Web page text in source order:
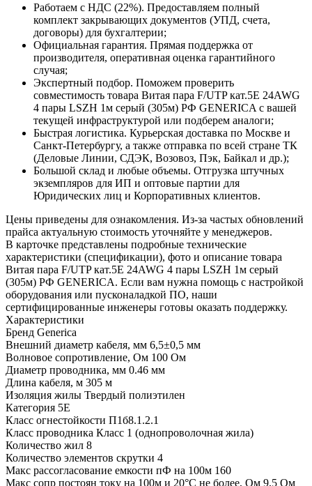
Работаем с НДС (22%). Предоставляем полный
комплект закрывающих документов (УПД, счета,
договоры) для бухгалтерии;
Официальная гарантия. Прямая поддержка от
производителя, оперативная оценка гарантийного
случая;
Экспертный подбор. Поможем проверить
совместимость товара Витая пара F/UTP кат.5E 24AWG
4 пары LSZH 1м серый (305м) РФ GENERICA с вашей
текущей инфраструктурой или подберем аналоги;
Быстрая логистика. Курьерская доставка по Москве и
Санкт-Петербургу, а также отправка по всей стране ТК
(Деловые Линии, СДЭК, Возовоз, Пэк, Байкал и др.);
Большой склад и любые объемы. Отгрузка штучных
экземпляров для ИП и оптовые партии для
Юридических лиц и Корпоративных клиентов.
Цены приведены для ознакомления. Из‑за частых обновлений
прайса актуальную стоимость уточняйте у менеджеров.
В карточке представлены подробные технические
характеристики (спецификации), фото и описание товара
Витая пара F/UTP кат.5E 24AWG 4 пары LSZH 1м серый
(305м) РФ GENERICA. Если вам нужна помощь с настройкой
оборудования или пусконаладкой ПО, наши
сертифицированные инженеры готовы оказать поддержку.
Характеристики
Бренд Generica
Внешний диаметр кабеля, мм 6,5±0,5 мм
Волновое сопротивление, Ом 100 Ом
Диаметр проводника, мм 0.46 мм
Длина кабеля, м 305 м
Изоляция жилы Твердый полиэтилен
Категория 5E
Класс огнестойкости П1б8.1.2.1
Класс проводника Класс 1 (однопроволочная жила)
Количество жил 8
Количество элементов скрутки 4
Макс рассогласование емкости пФ на 100м 160
Макс сопр постоян току на 100м и 20°С не более, Ом 9,5 Ом